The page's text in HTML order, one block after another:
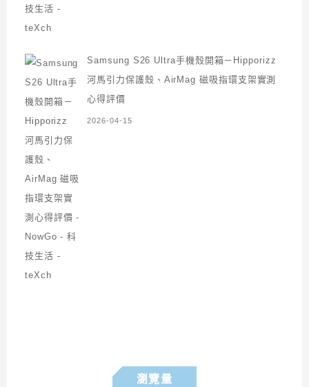
Samsung S26 Ultra手機殼開箱－Hipporizz
河馬引力保護殼、AirMag 磁吸指環支架實測
心得評價
2026-04-15
瀏覽量